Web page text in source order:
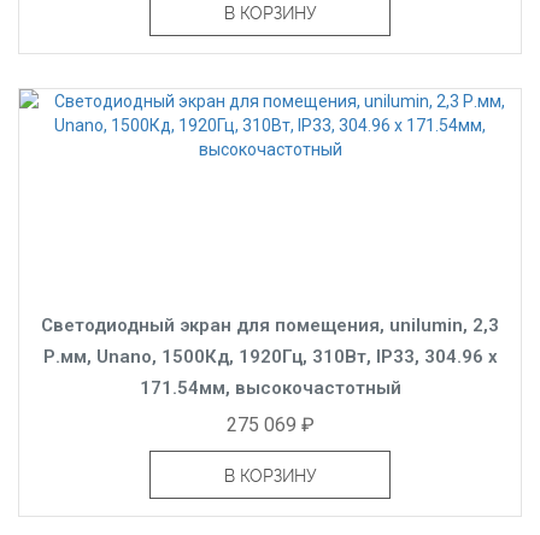
В КОРЗИНУ
Светодиодный экран для помещения, unilumin, 2,3
Р.мм, Unano, 1500Кд, 1920Гц, 310Вт, IP33, 304.96 x
171.54мм, высокочастотный
275 069 ₽
В КОРЗИНУ